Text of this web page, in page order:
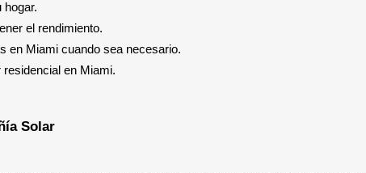
hogar.
el rendimiento.
en Miami cuando sea necesario.
en Miami.
Solar